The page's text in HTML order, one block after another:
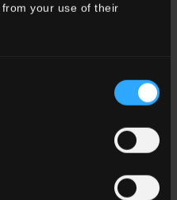
your use of their